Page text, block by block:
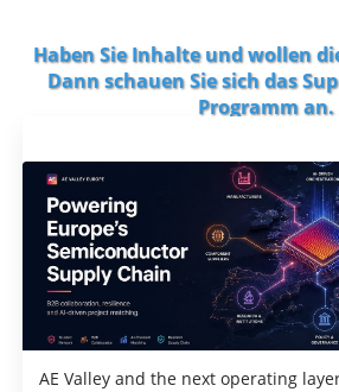
Haben Sie Inhalte und wollen
Dann schauen Sie sich das
Programman.
AE Valley and the next operating